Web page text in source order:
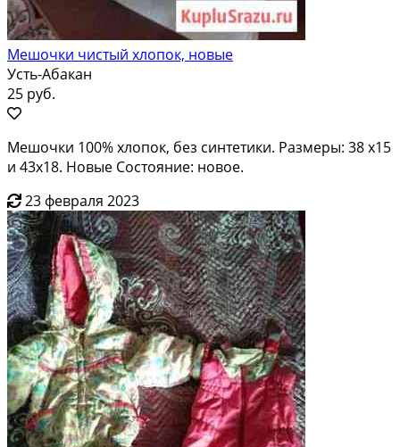
Мешочки чистый хлопок, новые
Усть-Абакан
25 руб.
Мешочки 100% хлопок, без синтетики. Размеры: 38 х15
и 43х18. Новые Состояние: новое.
23 февраля 2023